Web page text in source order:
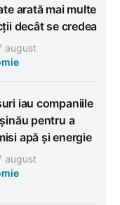
arată mai multe
decât se credea
august
iau companiile
pentru a
apă și energie
august